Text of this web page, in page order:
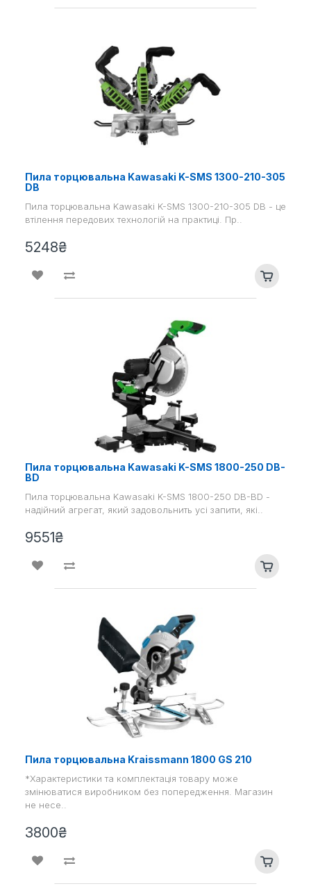
Пила торцювальна Kawasaki K-SMS 1300-210-305
DB
Пила торцювальна Kawasaki K-SMS 1300-210-305 DB - це
втілення передових технологій на практиці. Пр..
5248₴
Пила торцювальна Kawasaki K-SMS 1800-250 DB-
BD
Пила торцювальна Kawasaki K-SMS 1800-250 DB-BD -
надійний агрегат, який задовольнить усі запити, які..
9551₴
Пила торцювальна Kraissmann 1800 GS 210
*Характеристики та комплектація товару може
змінюватися виробником без попередження. Магазин
не несе..
3800₴